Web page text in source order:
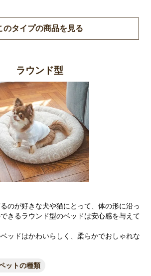
のタイプの商品を見る
ラウンド型
のが好きな犬や猫にとって、体の形に沿っ
きるラウンド型のベッドは安心感を与えて
ッドはかわいらしく、柔らかでおしゃれな
ットの種類